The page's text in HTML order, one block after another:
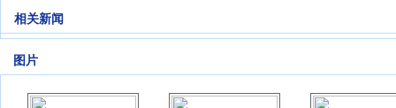
相关新闻
图片